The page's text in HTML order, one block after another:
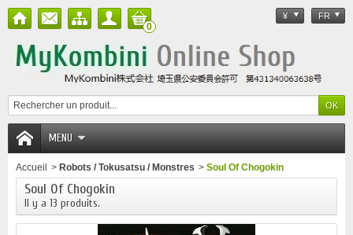
¥ FR
0
MENU
Accueil > Robots / Tokusatsu / Monstres > Soul Of Chogokin
Soul Of Chogokin
Il y a 13 produits.